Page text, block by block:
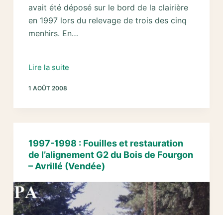
avait été déposé sur le bord de la clairière
en 1997 lors du relevage de trois des cinq
menhirs. En…
Lire la suite2007
grès
dans
le
de
Fourgon
à
1 AOÛT 2008
1997-1998 : Fouilles et restauration
de l’alignement G2 du Bois de Fourgon
– Avrillé (Vendée)